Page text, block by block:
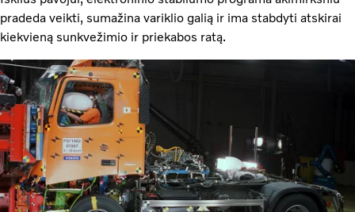
pradeda veikti, sumažina variklio galią ir ima stabdyti atskirai
kiekvieną sunkvežimio ir priekabos ratą.